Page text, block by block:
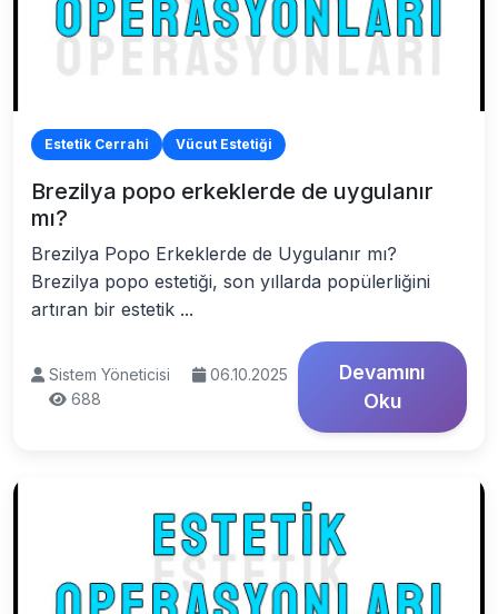
Estetik Cerrahi Vücut Estetiği
Brezilya popo erkeklerde de uygulanır
mı?
Brezilya Popo Erkeklerde de Uygulanır mı?
Brezilya popo estetiği, son yıllarda popülerliğini
artıran bir estetik ...
Sistem Yöneticisi
06.10.2025
688
Devamını
Oku